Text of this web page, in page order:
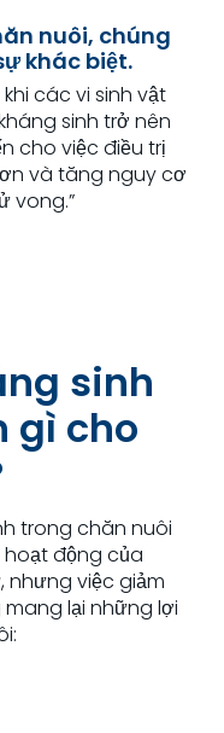
nuôi, chúng
khác biệt.
các vi sinh vật
sinh trở nên
cho việc điều trị
và tăng nguy cơ
vong.”
sinh
gì cho
trong chăn nuôi
động của
việc giảm
lại những lợi